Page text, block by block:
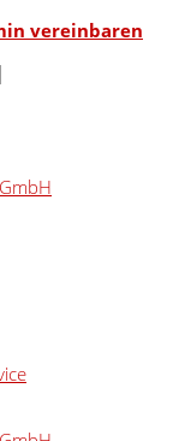
vereinbaren
|